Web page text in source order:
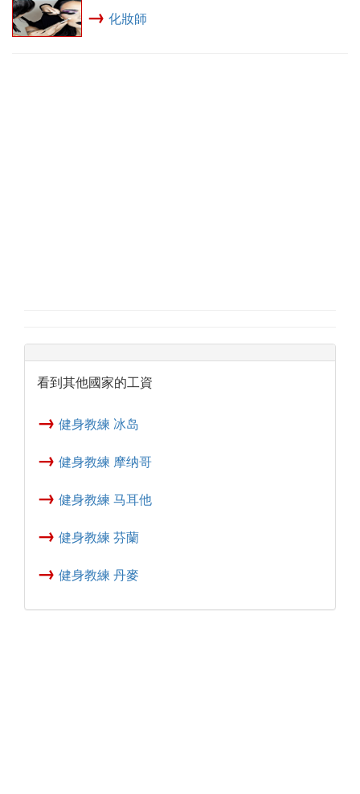
→ 化妝師
看到其他國家的工資
→ 健身教練 冰岛
→ 健身教練 摩纳哥
→ 健身教練 马耳他
→ 健身教練 芬蘭
→ 健身教練 丹麥